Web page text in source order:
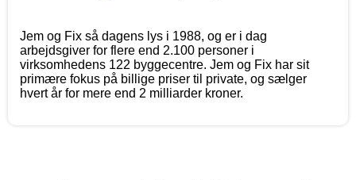
Jem og Fix så dagens lys i 1988, og er i dag
arbejdsgiver for flere end 2.100 personer i
virksomhedens 122 byggecentre. Jem og Fix har sit
primære fokus på billige priser til private, og sælger
hvert år for mere end 2 milliarder kroner.